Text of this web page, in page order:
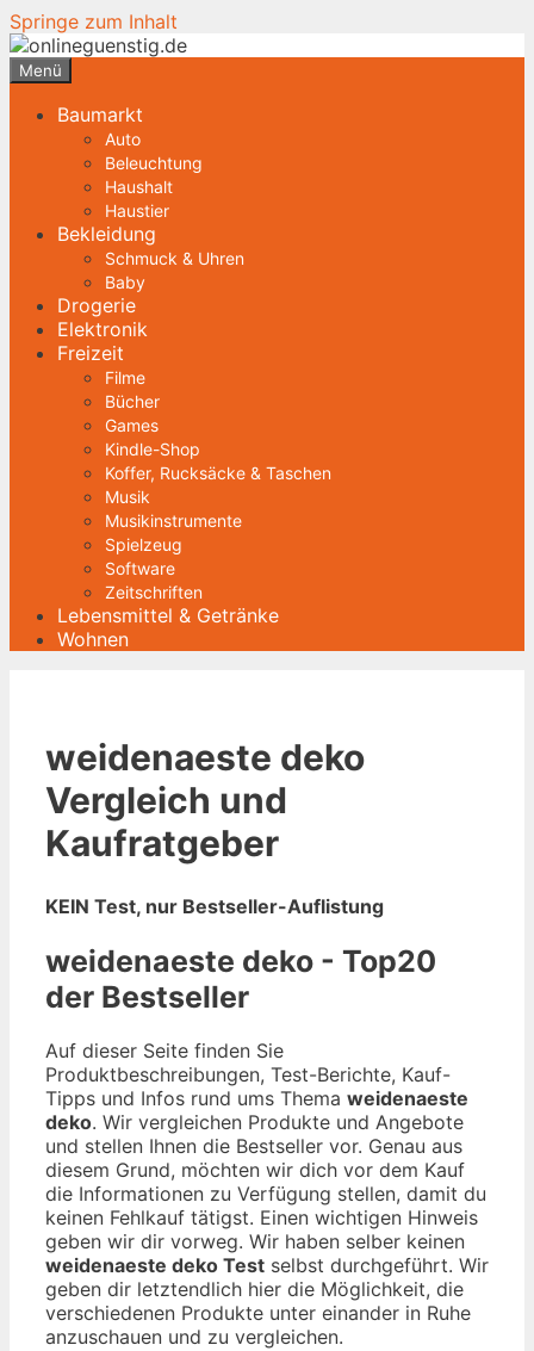
Springe zum Inhalt
Menü
Baumarkt
Auto
Beleuchtung
Haushalt
Haustier
Bekleidung
Schmuck & Uhren
Baby
Drogerie
Elektronik
Freizeit
Filme
Bücher
Games
Kindle-Shop
Koffer, Rucksäcke & Taschen
Musik
Musikinstrumente
Spielzeug
Software
Zeitschriften
Lebensmittel & Getränke
Wohnen
weidenaeste deko
Vergleich und
Kaufratgeber
KEIN Test, nur Bestseller-Auflistung
weidenaeste deko - Top20
der Bestseller
Auf dieser Seite finden Sie
Produktbeschreibungen, Test-Berichte, Kauf-
Tipps und Infos rund ums Thema weidenaeste
deko. Wir vergleichen Produkte und Angebote
und stellen Ihnen die Bestseller vor. Genau aus
diesem Grund, möchten wir dich vor dem Kauf
die Informationen zu Verfügung stellen, damit du
keinen Fehlkauf tätigst. Einen wichtigen Hinweis
geben wir dir vorweg. Wir haben selber keinen
weidenaeste deko Test selbst durchgeführt. Wir
geben dir letztendlich hier die Möglichkeit, die
verschiedenen Produkte unter einander in Ruhe
anzuschauen und zu vergleichen.